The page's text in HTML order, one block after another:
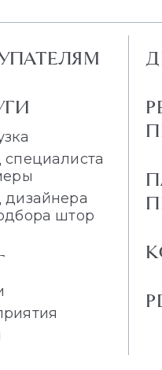
дизайнера
штор